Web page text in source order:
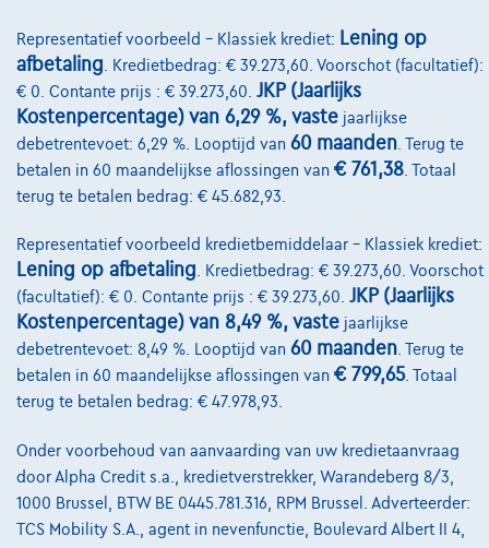
Representatief voorbeeld – Klassiek krediet: Lening op
afbetaling . Kredietbedrag: € 39.273,60. Voorschot (facultatief):
€ 0. Contante prijs : € 39.273,60. JKP (Jaarlijks
Kostenpercentage) van 6,29 %, vaste jaarlijkse
debetrentevoet: 6,29 %. Looptijd van 60 maanden . Terug te
betalen in 60 maandelijkse aflossingen van € 761,38 . Totaal
terug te betalen bedrag: € 45.682,93.
Representatief voorbeeld kredietbemiddelaar – Klassiek krediet:
Lening op afbetaling. Kredietbedrag: € 39.273,60. Voorschot
(facultatief): € 0. Contante prijs : € 39.273,60. JKP (Jaarlijks
Kostenpercentage) van 8,49 %, vaste jaarlijkse
debetrentevoet: 8,49 %. Looptijd van 60 maanden. Terug te
betalen in 60 maandelijkse aflossingen van € 799,65. Totaal
terug te betalen bedrag: € 47.978,93.
Onder voorbehoud van aanvaarding van uw kredietaanvraag
door Alpha Credit s.a., kredietverstrekker, Warandeberg 8/3,
1000 Brussel, BTW BE 0445.781.316, RPM Brussel. Adverteerder:
TCS Mobility S.A., agent in nevenfunctie, Boulevard Albert II 4,
@2024 TCS Mobility SA/NV Copyright
Algemene Voorwaarden
Bijstandsvoorwaarden
Privacyverklaring
Cookiebeleid
Kwaliteitscharter
Site Map